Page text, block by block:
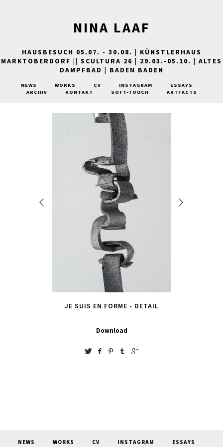
NINA LAAF
HAUSBESUCH 05.07. - 30.08. | KÜNSTLERHAUS
MARKTOBERDORF || SCULTURA 26 | 29.03.-05.10. | ALTES
DAMPFBAD | BADEN BADEN
NEWS WORKS CV INSTAGRAM
ESSAYS
ARCHIV
KONTAKT SOFT-TOUCH ARTFACTS
JE SUIS EN FORME - DETAIL
Download
NEWS WORKS CV INSTAGRAM
ESSAYS